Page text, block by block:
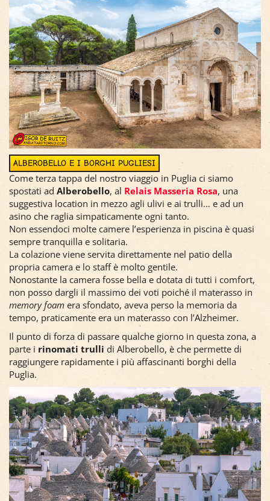
ALBEROBELLO E I BORGHI PUGLIESI
Come terza tappa del nostro viaggio in Puglia ci siamo
spostati ad Alberobello, al Relais Masseria Rosa, una
suggestiva location in mezzo agli ulivi e ai trulli… e ad un
asino che raglia simpaticamente ogni tanto.
Non essendoci molte camere l’esperienza in piscina è quasi
sempre tranquilla e solitaria.
La colazione viene servita direttamente nel patio della
propria camera e lo staff è molto gentile.
Nonostante la camera fosse bella e dotata di tutti i comfort,
non posso dargli il massimo dei voti poiché il materasso in
memory foam era sfondato, aveva perso la memoria da
tempo, praticamente era un materasso con l’Alzheimer.
Il punto di forza di passare qualche giorno in questa zona, a
parte i rinomati trulli di Alberobello, è che permette di
raggiungere rapidamente i più affascinanti borghi della
Puglia.